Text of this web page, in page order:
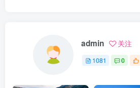
admin 关注
1081 0